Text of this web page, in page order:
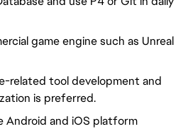
game engine such as Unreal
related tool development and
is preferred.
Android and iOS platform